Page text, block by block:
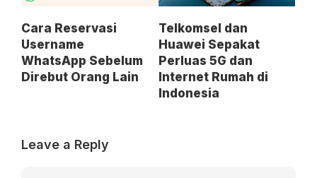
Cara Reservasi
Username
WhatsApp Sebelum
Direbut Orang Lain
Telkomsel dan
Huawei Sepakat
Perluas 5G dan
Internet Rumah di
Indonesia
Leave a Reply